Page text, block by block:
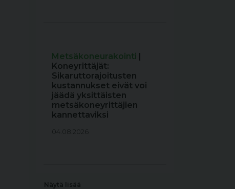
Metsäkoneurakointi |
Koneyrittäjät:
Sikaruttorajoitusten
kustannukset eivät voi
jäädä yksittäisten
metsäkoneyrittäjien
kannettaviksi
04.08.2026
Näytä lisää